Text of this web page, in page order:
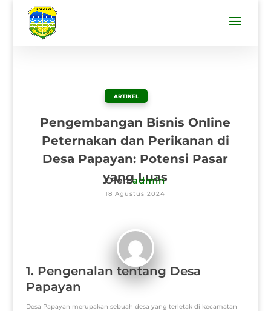
ARTIKEL
Pengembangan Bisnis Online
Peternakan dan Perikanan di
Desa Papayan: Potensi Pasar
yang Luas
Olehadmin
18 Agustus 2024
1. Pengenalan tentang Desa
Papayan
Desa Papayan merupakan sebuah desa yang terletak di kecamatan